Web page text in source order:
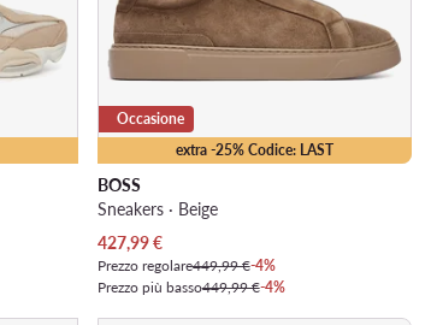
extra -25% Codice: LAST
Occasione
BOSS
Sneakers · Beige
Prezzo attuale
427,99€
Prezzo regolare449,99 €-4%
Prezzo più basso449,99 €-4%